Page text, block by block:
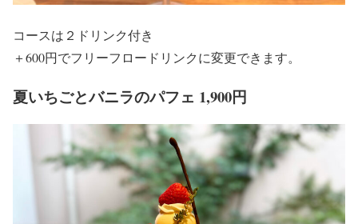
コースは２ドリンク付き
＋600円でフリーフロードリンクに変更できます。
夏いちごとバニラのパフェ 1,900円